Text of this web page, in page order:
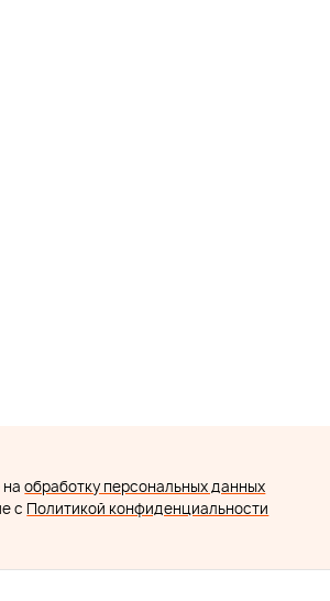
наобработку персональных данных
с Политикой конфиденциальности